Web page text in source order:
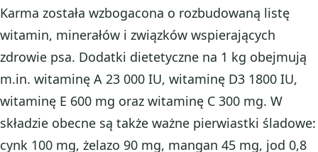
Karma została wzbogacona o rozbudowaną listę
witamin, minerałów i związków wspierających
zdrowie psa. Dodatki dietetyczne na 1 kg obejmują
m.in. witaminę A 23 000 IU, witaminę D3 1800 IU,
witaminę E 600 mg oraz witaminę C 300 mg. W
składzie obecne są także ważne pierwiastki śladowe:
cynk 100 mg, żelazo 90 mg, mangan 45 mg, jod 0,8